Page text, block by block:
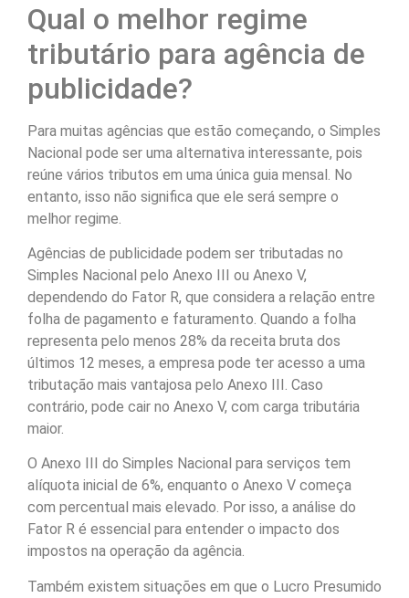
Qual o melhor regime
tributário para agência de
publicidade?
Para muitas agências que estão começando, o Simples
Nacional pode ser uma alternativa interessante, pois
reúne vários tributos em uma única guia mensal. No
entanto, isso não significa que ele será sempre o
melhor regime.
Agências de publicidade podem ser tributadas no
Simples Nacional pelo Anexo III ou Anexo V,
dependendo do Fator R, que considera a relação entre
folha de pagamento e faturamento. Quando a folha
representa pelo menos 28% da receita bruta dos
últimos 12 meses, a empresa pode ter acesso a uma
tributação mais vantajosa pelo Anexo III. Caso
contrário, pode cair no Anexo V, com carga tributária
maior.
O Anexo III do Simples Nacional para serviços tem
alíquota inicial de 6%, enquanto o Anexo V começa
com percentual mais elevado. Por isso, a análise do
Fator R é essencial para entender o impacto dos
impostos na operação da agência.
Também existem situações em que o Lucro Presumido